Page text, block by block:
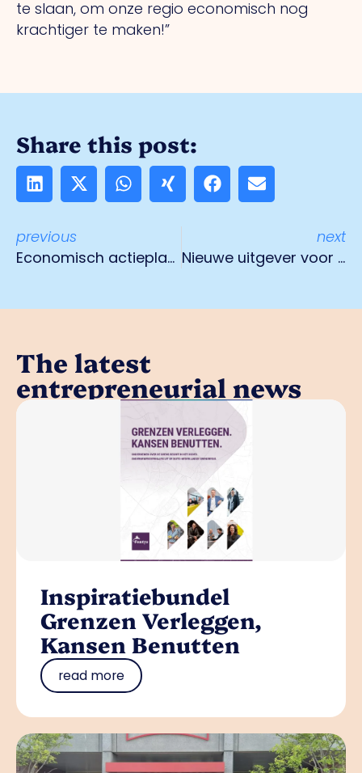
te slaan, om onze regio economisch nog
krachtiger te maken!”
Share this post:
previous
Economisch actieplan 2019 – 2021
next
Nieuwe uitgever voor magazine Ondernemend Venlo
The latest
entrepreneurial news
Inspiratiebundel
Grenzen Verleggen,
Kansen Benutten
read more